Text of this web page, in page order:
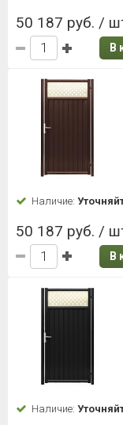
50 187 руб. /
В
Наличие:
50 187 руб. /
В
Наличие: